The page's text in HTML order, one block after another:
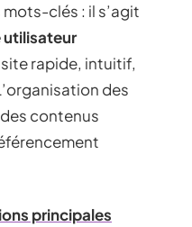
clés : il s’agit
utilisateur
rapide, intuitif,
des
contenus
principales